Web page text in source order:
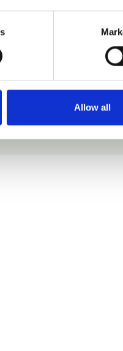
Allow all
des Net Zero
über die
für neue
Bericht